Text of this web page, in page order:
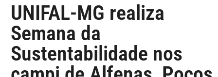
UNIFAL-MG realiza
Semana da
Sustentabilidade nos